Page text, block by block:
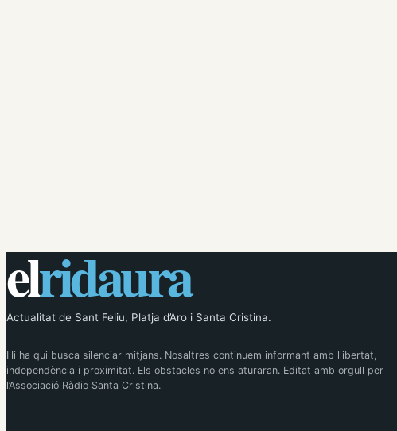
elridaura
Actualitat de Sant Feliu, Platja d’Aro i Santa Cristina.
Hi ha qui busca silenciar mitjans. Nosaltres continuem informant amb llibertat,
independència i proximitat. Els obstacles no ens aturaran. Editat amb orgull per
l’Associació Ràdio Santa Cristina.